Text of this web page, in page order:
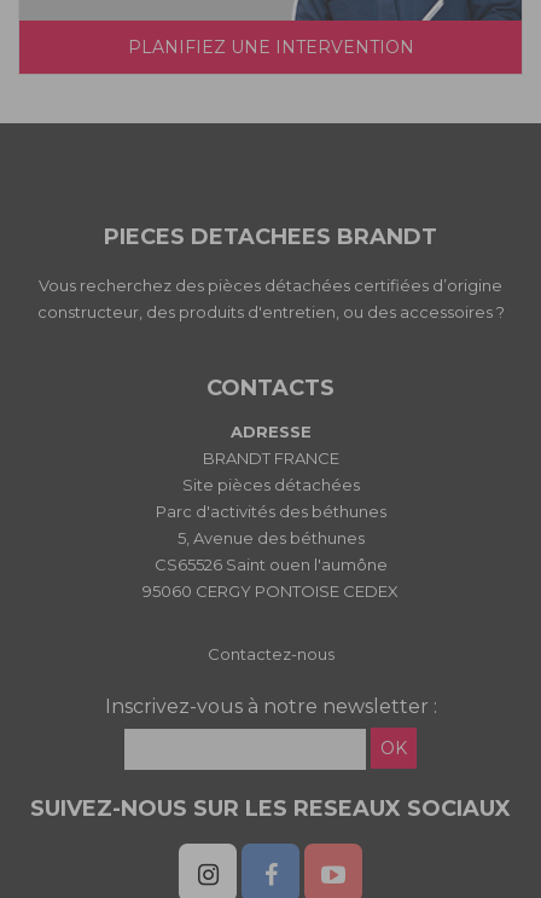
PLANIFIEZ UNE INTERVENTION
PIECES DETACHEES BRANDT
Vous recherchez des pièces détachées certifiées d’origine
constructeur, des produits d'entretien, ou des accessoires ?
CONTACTS
ADRESSE
BRANDT FRANCE
Site pièces détachées
Parc d'activités des béthunes
5, Avenue des béthunes
CS65526 Saint ouen l'aumône
95060 CERGY PONTOISE CEDEX
Contactez-nous
Inscrivez-vous à notre newsletter :
OK
SUIVEZ-NOUS SUR LES RESEAUX SOCIAUX